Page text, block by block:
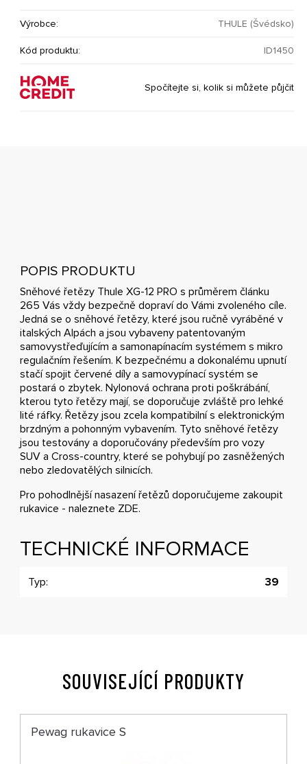
Výrobce: THULE (Švédsko)
Kód produktu: ID1450
Spočítejte si, kolik si můžete půjčit
POPIS PRODUKTU
Sněhové řetězy Thule XG-12 PRO s průměrem článku
265 Vás vždy bezpečně dopraví do Vámi zvoleného cíle.
Jedná se o sněhové řetězy, které jsou ručně vyráběné v
italských Alpách a jsou vybaveny patentovaným
samovystřeďujícím a samonapínacím systémem s mikro
regulačním řešením. K bezpečnému a dokonalému upnutí
stačí spojit červené díly a samovypínací systém se
postará o zbytek. Nylonová ochrana proti poškrábání,
kterou tyto řetězy mají, se doporučuje zvláště pro lehké
lité ráfky. Řetězy jsou zcela kompatibilní s elektronickým
brzdným a pohonným vybavením. Tyto sněhové řetězy
jsou testovány a doporučovány především pro vozy
SUV a Cross-country, které se pohybují po zasněžených
nebo zledovatělých silnicích.
Pro pohodlnější nasazení řetězů doporučujeme zakoupit
rukavice - naleznete ZDE.
TECHNICKÉ INFORMACE
Typ: 39
SOUVISEJÍCÍ PRODUKTY
Pewag rukavice S